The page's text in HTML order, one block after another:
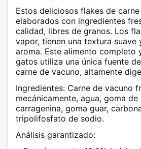
Estos deliciosos flakes de
elaborados con ingredientes
calidad, libres de granos. Los
vapor, tienen una textura suave
aroma. Este alimento completo
gatos utiliza una única fuente
carne de vacuno, altamente
Ingredientes: Carne de vacuno
mecánicamente, agua, goma
carragenina, goma guar,
tripolifosfato de sodio.
Análisis garantizado: